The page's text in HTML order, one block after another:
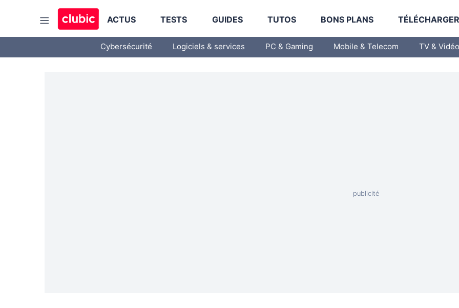
ACTUS TESTS GUIDES TUTOS BONS PLANS
Cybersécurité Logiciels & services PC & Gaming Mobile & Telecom TV & Vidéo